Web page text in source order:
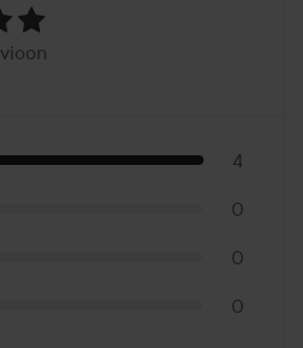
4
0
0
0